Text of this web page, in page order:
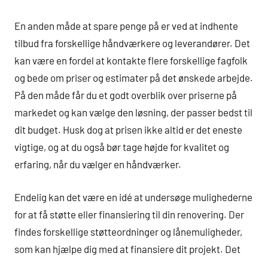
En anden måde at spare penge på er ved at indhente
tilbud fra forskellige håndværkere og leverandører. Det
kan være en fordel at kontakte flere forskellige fagfolk
og bede om priser og estimater på det ønskede arbejde.
På den måde får du et godt overblik over priserne på
markedet og kan vælge den løsning, der passer bedst til
dit budget. Husk dog at prisen ikke altid er det eneste
vigtige, og at du også bør tage højde for kvalitet og
erfaring, når du vælger en håndværker.
Endelig kan det være en idé at undersøge mulighederne
for at få støtte eller finansiering til din renovering. Der
findes forskellige støtteordninger og lånemuligheder,
som kan hjælpe dig med at finansiere dit projekt. Det